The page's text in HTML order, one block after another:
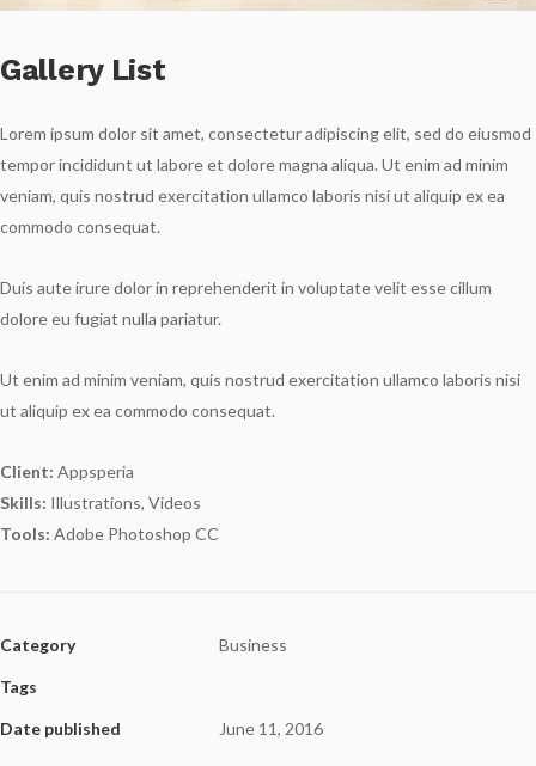
Gallery List
Lorem ipsum dolor sit amet, consectetur adipiscing elit, sed do eiusmod
tempor incididunt ut labore et dolore magna aliqua. Ut enim ad minim
veniam, quis nostrud exercitation ullamco laboris nisi ut aliquip ex ea
commodo consequat.
Duis aute irure dolor in reprehenderit in voluptate velit esse cillum
dolore eu fugiat nulla pariatur.
Ut enim ad minim veniam, quis nostrud exercitation ullamco laboris nisi
ut aliquip ex ea commodo consequat.
Client: Appsperia
Skills: Illustrations, Videos
Tools: Adobe Photoshop CC
Category Business
Tags
Date published June 11, 2016